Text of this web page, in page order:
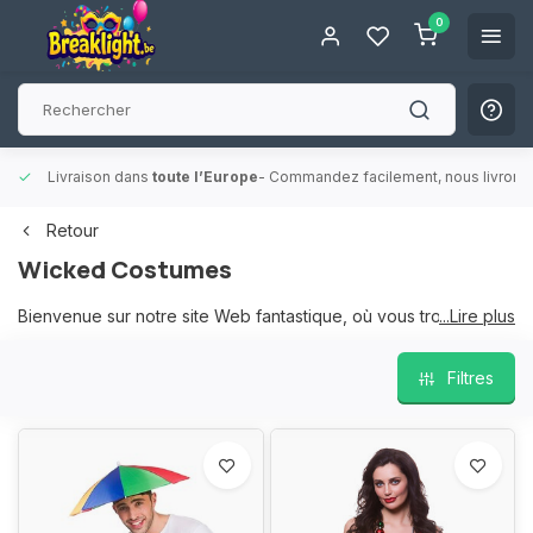
0
Plus de 15 000 points de retrait- Toujours un point de retrait
Retour
Wicked Costumes
Bienvenue sur notre site Web fantastique, où vous trouverez
prix raisonnable et sûr de vendre, avec des images
fabuleuses et un emballage accrocheur qui améliorera
Au cours de la dernière année, nous avons lancé de
nombreuses nouvelles lignes innovantes, la première étant nos
incroyables personnages Carry Me®. Cette gamme exclusive
...Lire plus
Filtres